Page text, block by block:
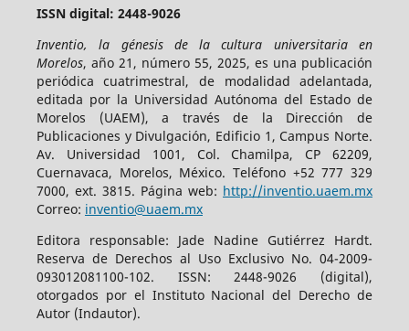
ISSN digital: 2448-9026
Inventio, la génesis de la cultura universitaria en
Morelos, año 21, número 55, 2025, es una publicación
periódica cuatrimestral, de modalidad adelantada,
editada por la Universidad Autónoma del Estado de
Morelos (UAEM), a través de la Dirección de
Publicaciones y Divulgación, Edificio 1, Campus Norte.
Av. Universidad 1001, Col. Chamilpa, CP 62209,
Cuernavaca, Morelos, México. Teléfono +52 777 329
7000, ext. 3815. Página web: http://inventio.uaem.mx
Correo: inventio@uaem.mx
Editora responsable: Jade Nadine Gutiérrez Hardt.
Reserva de Derechos al Uso Exclusivo No. 04-2009-
093012081100-102. ISSN: 2448-9026 (digital),
otorgados por el Instituto Nacional del Derecho de
Autor (Indautor).